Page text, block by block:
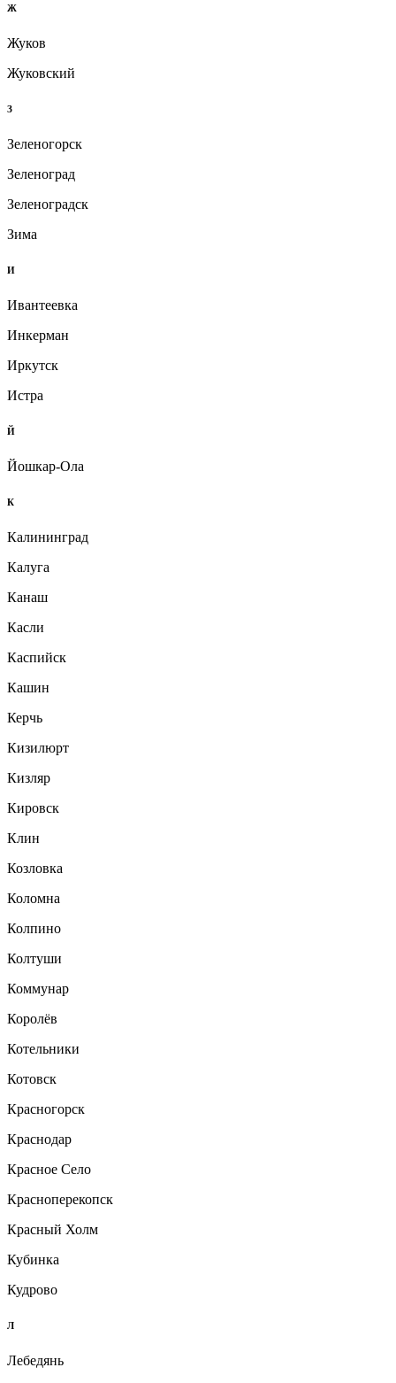
Ж
Жуков
Жуковский
З
Зеленогорск
Зеленоград
Зеленоградск
Зима
И
Ивантеевка
Инкерман
Иркутск
Истра
Й
Йошкар-Ола
К
Калининград
Калуга
Канаш
Касли
Каспийск
Кашин
Керчь
Кизилюрт
Кизляр
Кировск
Клин
Козловка
Коломна
Колпино
Колтуши
Коммунар
Королёв
Котельники
Котовск
Красногорск
Краснодар
Красное Село
Красноперекопск
Красный Холм
Кубинка
Кудрово
Л
Лебедянь